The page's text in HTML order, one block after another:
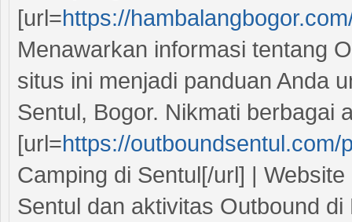
[url=https://
Menawarkan informasi tentang
situs ini menjadi panduan Anda
Sentul, Bogor. Nikmati berbagai
[url=https://
Camping di Sentul[/url] |
Sentul dan aktivitas Outbound